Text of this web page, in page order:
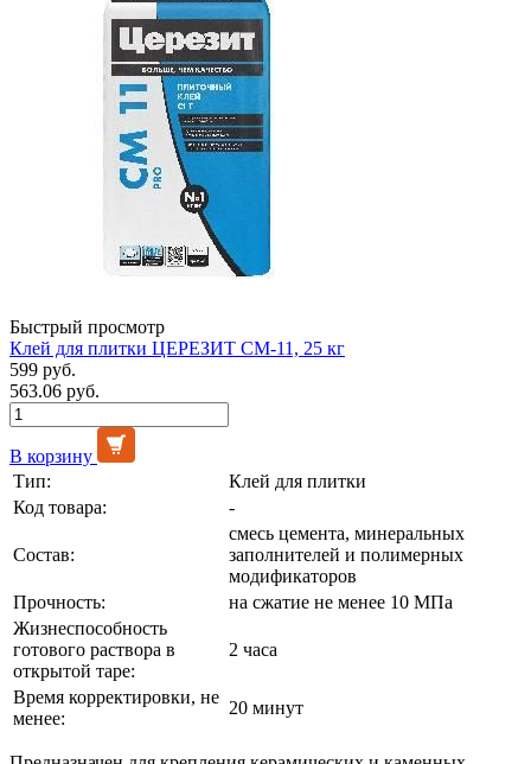
Быстрый просмотр
Клей для плитки ЦЕРЕЗИТ СМ-11, 25 кг
599 руб.
563.06 руб.
В корзину
Тип:
Клей для плитки
Код товара:
-
Состав:
смесь цемента, минеральных
заполнителей и полимерных
модификаторов
Прочность:
на сжатие не менее 10 МПа
Жизнеспособность
готового раствора в
открытой таре:
2 часа
Время корректировки, не
менее:
20 минут